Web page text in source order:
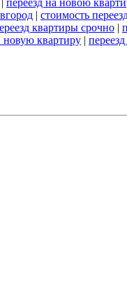
| переезд на новою
| стоимость
квартиры срочно |
новую квартиру |